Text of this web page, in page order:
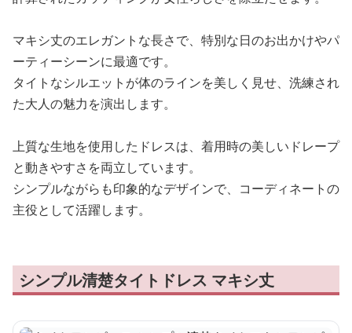
マキシ丈のエレガントな長さで、特別な日のお出かけやパ
ーティーシーンに最適です。
タイトなシルエットが体のラインを美しく見せ、洗練され
た大人の魅力を演出します。
上質な生地を使用したドレスは、着用時の美しいドレープ
と動きやすさを両立しています。
シンプルながらも印象的なデザインで、コーディネートの
主役として活躍します。
シンプル清楚タイトドレス マキシ丈